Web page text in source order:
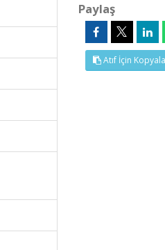
Paylaş
Atıf İçin Kopyala